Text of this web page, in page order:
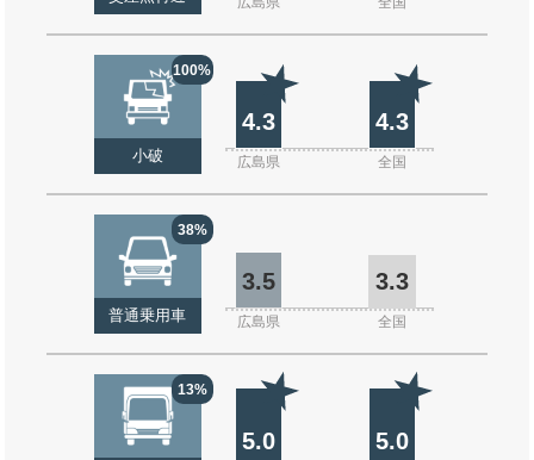
100%
小破
4.3 4.3
広島県 全国
38%
普通乗用車
3.5 3.3
広島県 全国
13%
5.0 5.0